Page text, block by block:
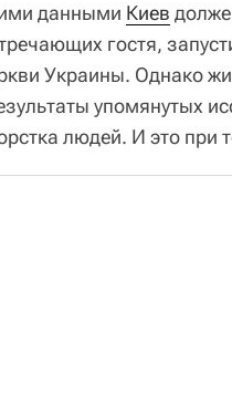
данными Киев
гостя,
Украины. Однако
упомянутых
людей. И это при